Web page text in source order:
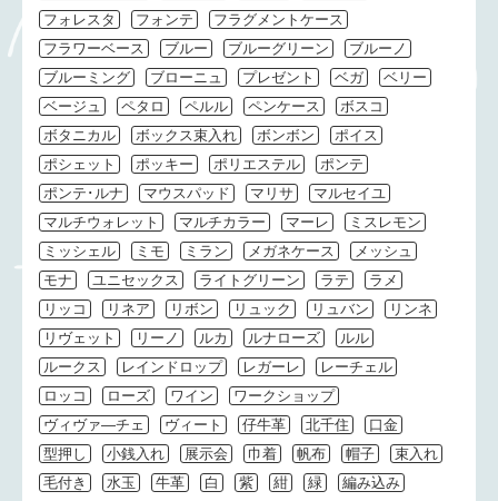
フォレスタ
フォンテ
フラグメントケース
フラワーベース
ブルー ブルーグリーン
ブルーノ
ブルーミング
ブローニュ プレゼント ベガ
ベリー
ベージュ
ペタロ ペルル ペンケース
ボスコ
ボタニカル
ボックス束入れ ボンボン
ポイス
ポシェット
ポッキー ポリエステル
ポンテ
ポンテ･ルナ
マウスパッド マリサ
マルセイユ
マルチウォレット
マルチカラー マーレ
ミスレモン
ミッシェル
ミモ ミラン メガネケース
メッシュ
モナ
ユニセックス ライトグリーン ラテ
ラメ
リッコ
リネア リボン リュック リュバン
リンネ
リヴェット
リーノ ルカ ルナローズ
ルル
ルークス
レインドロップ レガーレ
レーチェル
ロッコ
ローズ ワイン
ワークショップ
ヴィヴァ―チェ
ヴィート 仔牛革 北千住
口金
型押し
小銭入れ 展示会 巾着 帆布 帽子
束入れ
毛付き
水玉 牛革 白 紫 紺 緑
編み込み